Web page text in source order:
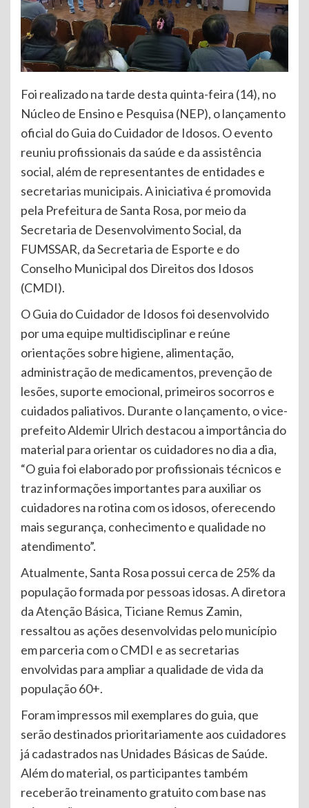
Foi realizado na tarde desta quinta-feira (14), no
Núcleo de Ensino e Pesquisa (NEP), o lançamento
oficial do Guia do Cuidador de Idosos. O evento
reuniu profissionais da saúde e da assistência
social, além de representantes de entidades e
secretarias municipais. A iniciativa é promovida
pela Prefeitura de Santa Rosa, por meio da
Secretaria de Desenvolvimento Social, da
FUMSSAR, da Secretaria de Esporte e do
Conselho Municipal dos Direitos dos Idosos
(CMDI).
O Guia do Cuidador de Idosos foi desenvolvido
por uma equipe multidisciplinar e reúne
orientações sobre higiene, alimentação,
administração de medicamentos, prevenção de
lesões, suporte emocional, primeiros socorros e
cuidados paliativos. Durante o lançamento, o vice-
prefeito Aldemir Ulrich destacou a importância do
material para orientar os cuidadores no dia a dia,
“O guia foi elaborado por profissionais técnicos e
traz informações importantes para auxiliar os
cuidadores na rotina com os idosos, oferecendo
mais segurança, conhecimento e qualidade no
atendimento”.
Atualmente, Santa Rosa possui cerca de 25% da
população formada por pessoas idosas. A diretora
da Atenção Básica, Ticiane Remus Zamin,
ressaltou as ações desenvolvidas pelo município
em parceria com o CMDI e as secretarias
envolvidas para ampliar a qualidade de vida da
população 60+.
Foram impressos mil exemplares do guia, que
serão destinados prioritariamente aos cuidadores
já cadastrados nas Unidades Básicas de Saúde.
Além do material, os participantes também
receberão treinamento gratuito com base nas